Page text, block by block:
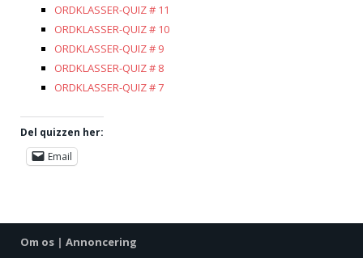
ORDKLASSER-QUIZ # 11
ORDKLASSER-QUIZ # 10
ORDKLASSER-QUIZ # 9
ORDKLASSER-QUIZ # 8
ORDKLASSER-QUIZ # 7
Del quizzen her:
Email
Om os | Annoncering